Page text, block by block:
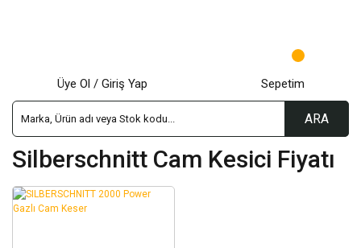
ARA
Üye Ol / Giriş Yap Sepetim
Silberschnitt Cam Kesici Fiyatı